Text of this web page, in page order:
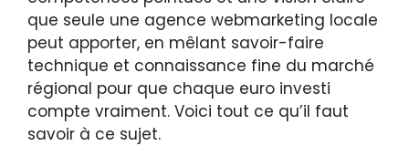
que seule une agence webmarketing locale
peut apporter, en mêlant savoir-faire
technique et connaissance fine du marché
régional pour que chaque euro investi
compte vraiment. Voici tout ce qu’il faut
savoir à ce sujet.